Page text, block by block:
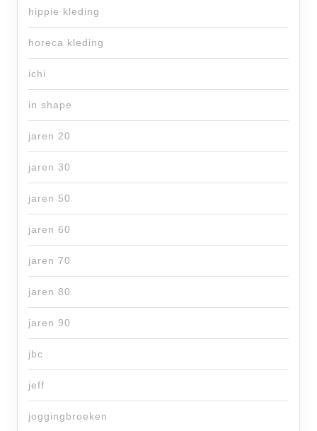
hippie kleding
horeca kleding
ichi
in shape
jaren 20
jaren 30
jaren 50
jaren 60
jaren 70
jaren 80
jaren 90
jbc
jeff
joggingbroeken